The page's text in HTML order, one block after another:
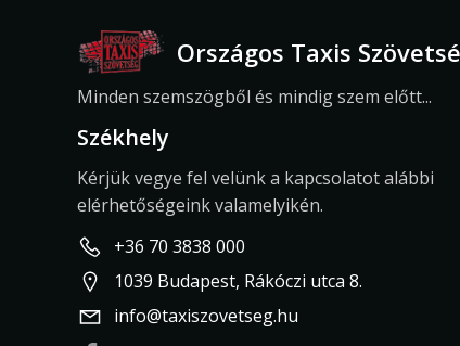
Országos Taxis
Minden szemszögből és mindig szem előtt...
Székhely
Kérjük vegye fel velünk a kapcsolatot alábbi
elérhetőségeink valamelyikén.
+36 70 3838 000
1039 Budapest, Rákóczi utca 8.
info@taxiszovetseg.hu